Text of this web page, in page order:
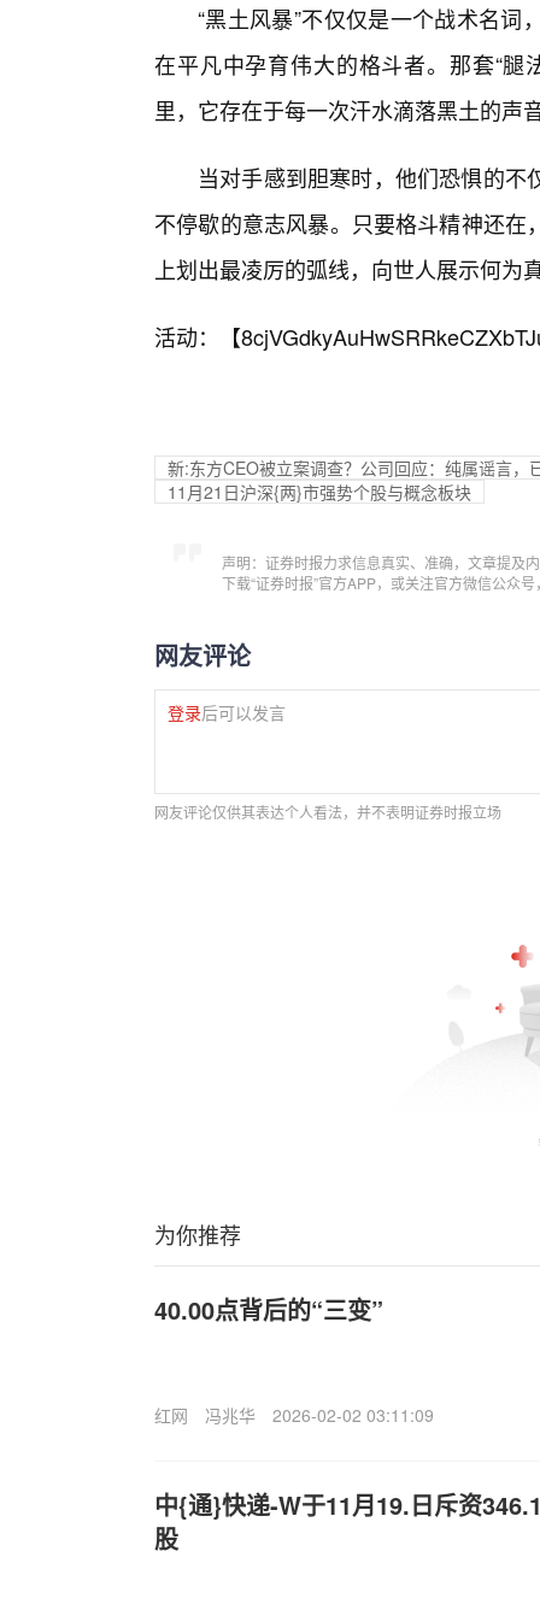
“黑土风暴”不仅仅是一个战术名
在平凡中孕育伟大的格斗者。那套“
里，它存在于每一次汗水滴落黑土的声
当对手感到胆寒时，他们恐惧的
不停歇的意志风暴。只要格斗精神还
上划出最凌厉的弧线，向世人展示何
活动：【
新:东方CEO被立案调查？公司回应：纯属谣言，
11月21日沪深{两}市强势个股与概念板块
声明：证券时报力求信息真实、准确，文章提及
下载“证券时报”官方APP，或关注官方微信公众
网友评论
登录后可以发言
网友评论仅供其表达个人看法，并不表明证券时报立场
为你推荐
40.00点背后的“三变”
红网 冯兆华 2026-02-02 03:11:09
中{通}快递-W于11月19.日斥资
股